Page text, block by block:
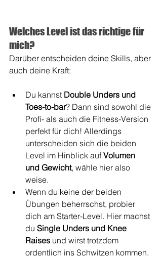
Welches Level ist das richtige für
mich?
Darüber entscheiden deine Skills, aber
auch deine Kraft:
Du kannst Double Unders und
Toes-to-bar? Dann sind sowohl die
Profi- als auch die Fitness-Version
perfekt für dich! Allerdings
unterscheiden sich die beiden
Level im Hinblick auf Volumen
und Gewicht, wähle hier also
weise.
Wenn du keine der beiden
Übungen beherrschst, probier
dich am Starter-Level. Hier machst
du Single Unders und Knee
Raises und wirst trotzdem
ordentlich ins Schwitzen kommen.